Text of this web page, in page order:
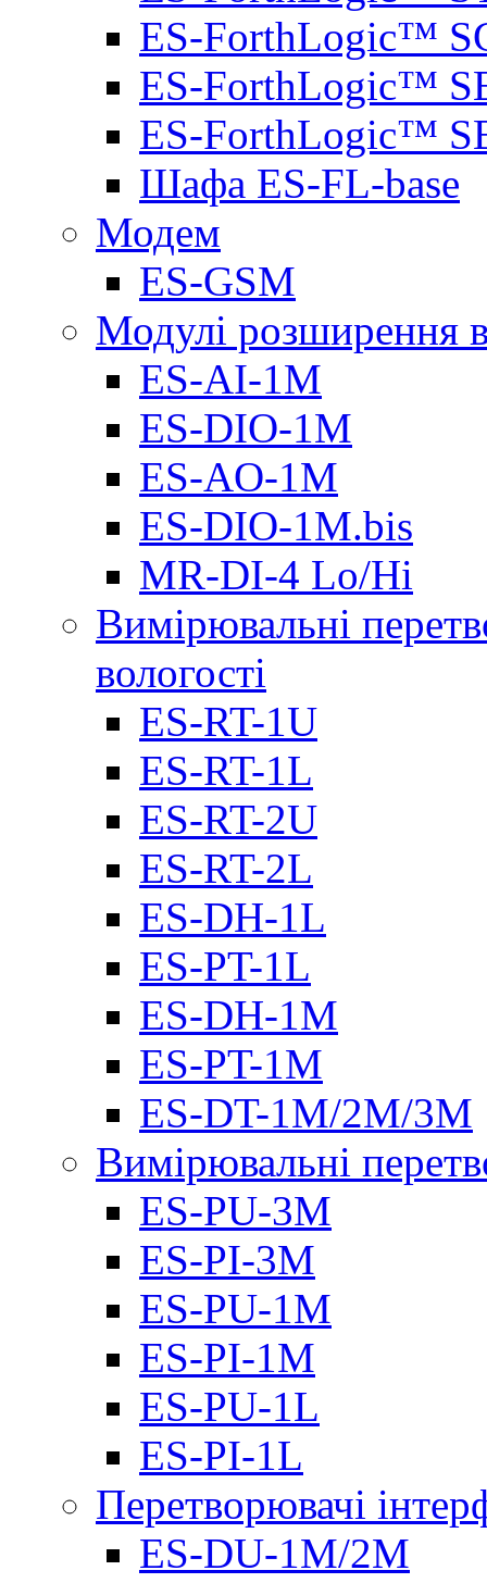
ES-ForthLogic™
ES-ForthLogic™
ES-ForthLogic™
Шафа ES-FL-base
Модем
ES-GSM
Модулі розширення
ES-AI-1M
ES-DIO-1М
ES-AO-1М
ES-DIO-1M.bis
MR-DI-4 Lo/Hi
Вимірювальні
вологості
ES-RT-1U
ES-RT-1L
ES-RT-2U
ES-RT-2L
ES-DH-1L
ES-PT-1L
ES-DH-1M
ES-PT-1M
ES-DT-1M/2M/3M
Вимірювальні
ES-PU-3M
ES-PI-3M
ES-PU-1M
ES-PI-1M
ES-PU-1L
ES-PI-1L
Перетворювачі
ES-DU-1M/2M